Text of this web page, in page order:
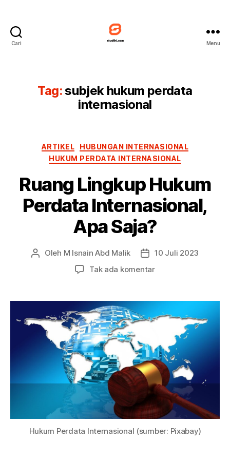
Cari Menu
Tag:subjek hukum perdata
internasional
Kategori
ARTIKEL
HUBUNGAN INTERNASIONAL
HUKUM PERDATA INTERNASIONAL
Ruang Lingkup Hukum
Perdata Internasional,
Apa Saja?
Penulis
Oleh M Isnain Abd Malik
Tanggal
artikel
10 Juli 2023
Tak ada komentarpada
Hukum
Perdata
Internasional,
Saja?
Hukum Perdata Internasional (sumber: Pixabay)